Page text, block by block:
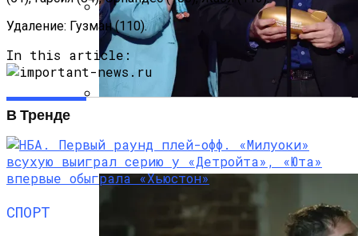
Под Киевом Мотоцикл Влетел В
Легковушку: Двое Погибших
Пропал Скандальный Создатель
Никелодеона
Удаление: Гузман (110).
In this article:
В Тренде
СПОРТ